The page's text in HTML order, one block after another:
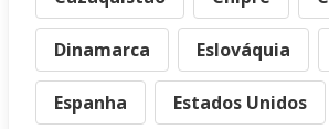
Dinamarca Eslováquia
Espanha Estados Unidos